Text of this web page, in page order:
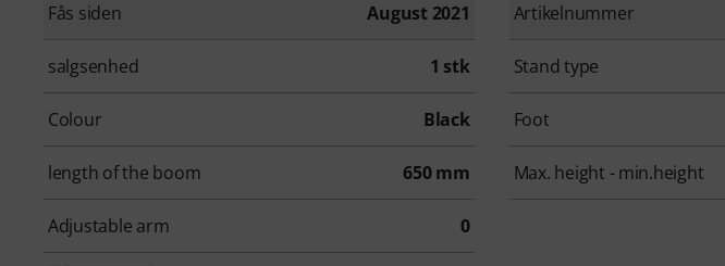
Fås siden August 2021 Artikelnummer
salgsenhed 1 stk Stand type
Colour Black Foot
length of the boom 650 mm Max. height - min.height
Adjustable arm 0